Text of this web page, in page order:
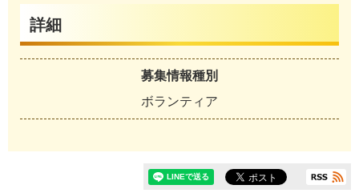
詳細
募集情報種別
ボランティア